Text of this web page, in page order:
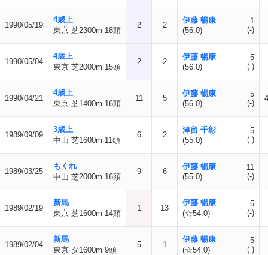
1990/05/19
4歳上
東京 芝2300m 18頭
2 2
伊藤 暢康
(56.0)
1
(-)
1990/05/04
4歳上
東京 芝2000m 15頭
2 2
伊藤 暢康
(56.0)
5
(-)
1990/04/21
4歳上
東京 芝1400m 16頭
11 5
伊藤 暢康
(56.0)
5
(-)
1989/09/09
3歳上
中山 芝1600m 11頭
6 2
津留 千彰
(55.0)
5
(-)
1989/03/25
もくれ
中山 芝2000m 16頭
9 6
伊藤 暢康
(55.0)
11
(-)
1989/02/19
新馬
東京 芝1600m 14頭
1 13
伊藤 暢康
(☆54.0)
5
(-)
1989/02/04
新馬
東京 ダ1600m 9頭
5 1
伊藤 暢康
(☆54.0)
5
(-)